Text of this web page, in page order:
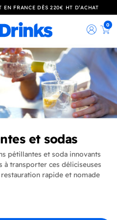
EN FRANCE DÈS 220€ HT D’ACHAT
0
et sodas
pétillantes et soda innovants
à transporter ces déliciseuses
rapide et nomade